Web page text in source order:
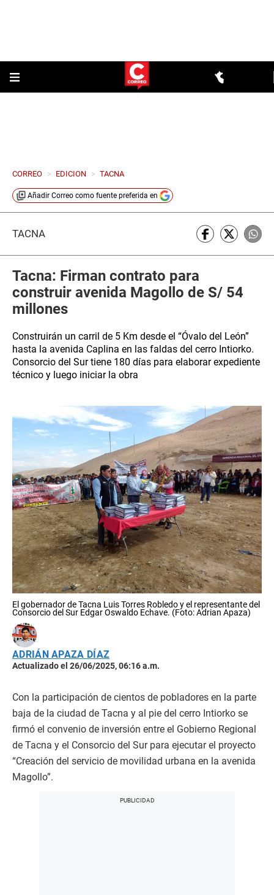
CORREO > EDICION > TACNA
Añadir Correo como fuente preferida en
TACNA
Tacna: Firman contrato para
construir avenida Magollo de S/ 54
millones
Construirán un carril de 5 Km desde el “Óvalo del León”
hasta la avenida Caplina en las faldas del cerro Intiorko.
Consorcio del Sur tiene 180 días para elaborar expediente
técnico y luego iniciar la obra
El gobernador de Tacna Luis Torres Robledo y el representante del
Consorcio del Sur Edgar Oswaldo Echave. (Foto: Adrian Apaza)
ADRIÁN APAZA DÍAZ
Actualizado el 26/06/2025, 06:16 a.m.
Con la participación de cientos de pobladores en la parte
baja de la ciudad de Tacna y al pie del cerro Intiorko se
firmó el convenio de inversión entre el Gobierno Regional
de Tacna y el Consorcio del Sur para ejecutar el proyecto
“Creación del servicio de movilidad urbana en la avenida
Magollo”.